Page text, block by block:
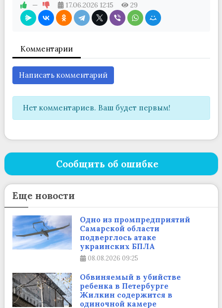
— 17.06.2026 12:15 29
Комментарии
Написать комментарий
Нет комментариев. Ваш будет первым!
Сообщить об ошибке
Еще новости
Одно из промпредприятий
Самарской области
подверглось атаке
украинских БПЛА
08.08.2026 09:25
Обвиняемый в убийстве
ребенка в Петербурге
Жилкин содержится в
одиночной камере